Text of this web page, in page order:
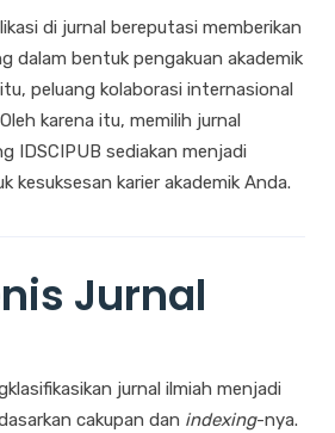
di jurnal bereputasi memberikan
dalam bentuk pengakuan akademik
peluang kolaborasi internasional
karena itu, memilih jurnal
IDSCIPUB sediakan menjadi
kesuksesan karier akademik Anda.
Jurnal
jurnal ilmiah menjadi
cakupan dan indexing-nya.